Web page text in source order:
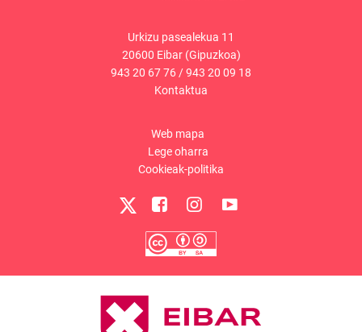
Urkizu pasealekua 11
20600 Eibar (Gipuzkoa)
943 20 67 76 /943 20 09 18
Kontaktua
Web mapa
Lege oharra
Cookieak-politika